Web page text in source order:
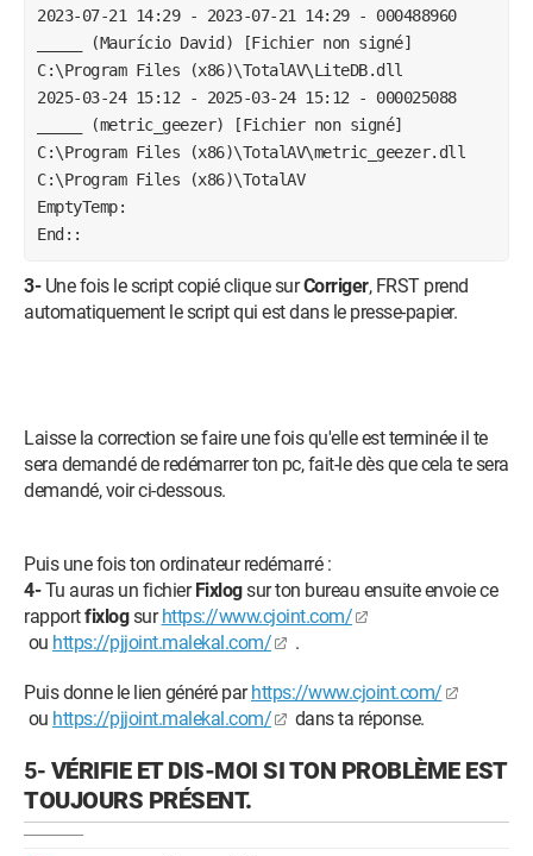
2023-07-21 14:29 - 2023-07-21 14:29 - 000488960
_____ (Maurício David) [Fichier non signé]
C:\Program Files (x86)\TotalAV\LiteDB.dll
2025-03-24 15:12 - 2025-03-24 15:12 - 000025088
_____ (metric_geezer) [Fichier non signé]
C:\Program Files (x86)\TotalAV\metric_geezer.dll
C:\Program Files (x86)\TotalAV
EmptyTemp:
End::
3-Une fois le script copié clique surCorriger, FRST prend
automatiquement le script qui est dans le presse-papier.
Laisse la correction se faire une fois qu'elle est terminée il te
sera demandé de redémarrer ton pc, fait-le dès que cela te sera
demandé, voir ci-dessous.
Puis une fois ton ordinateur redémarré :
4-Tu auras un fichierFixlogsur ton bureau ensuite envoie ce
rapportfixlogsurhttps://www.cjoint.com/
ou https://pjjoint.malekal.com/ .
Puis donne le lien généré parhttps://www.cjoint.com/
ou https://pjjoint.malekal.com/ dans ta réponse.
5- VÉRIFIE ET DIS-MOI SI TON PROBLÈME EST
TOUJOURS PRÉSENT.